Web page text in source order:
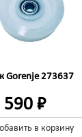
Gorenje 273637
590 ₽
в корзину